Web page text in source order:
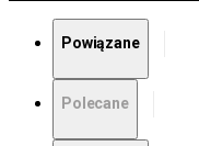
Powiązane
Polecane